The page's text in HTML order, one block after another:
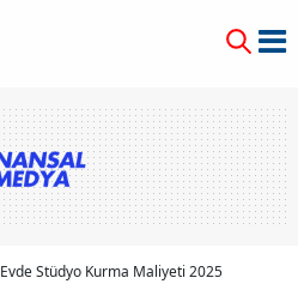
Evde Stüdyo Kurma Maliyeti 2025